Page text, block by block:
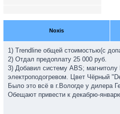
Noxis
1) Trendline общей стоимостью(с
2) Отдал предоплату 25 000 руб.
3) Добавил систему ABS; магнитолу
электроподогревом. Цвет Чёрный
Было это всё в г.Вологде у дилера
Обещают привести к декабрю-